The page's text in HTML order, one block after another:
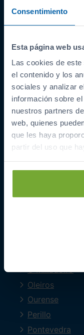
Consentimiento
Esta página web
Las cookies de
el contenido y los
sociales y analizar
información sobre
nuestros partners
web, quienes
que les haya
partir del uso que
ENLACES
Coches de
Coches Km 0
Ofertas del
Últimos
Compramos
COCHES POR
A Coruña
O Milladoiro
Oleiros
Ourense
Perillo
Pontevedra